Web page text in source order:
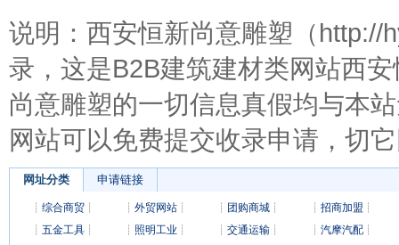
说明：西安恒新尚意雕塑（http://
录，这是B2B建筑建材类网站西
尚意雕塑的一切信息真假均与本
网站可以免费提交收录申请，切
网址分类 申请链接
┊ 综合商贸 ┊ ┊ 外贸网站 ┊ ┊ 团购商城 ┊ ┊ 招商加盟 ┊
┊ 五金工具 ┊ ┊ 照明工业 ┊ ┊ 交通运输 ┊ ┊ 汽摩汽配┊